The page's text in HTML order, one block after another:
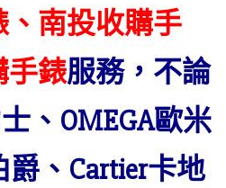
南投收購手
手錶服務，不論
、OMEGA歐米
爵、Cartier卡地